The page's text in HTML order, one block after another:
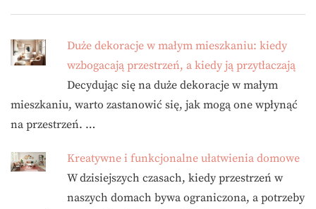
Duże dekoracje w małym mieszkaniu: kiedy
wzbogacają przestrzeń, a kiedy ją przytłaczają
Decydując się na duże dekoracje w małym
mieszkaniu, warto zastanowić się, jak mogą one wpłynąć
na przestrzeń. …
Kreatywne i funkcjonalne ułatwienia domowe
W dzisiejszych czasach, kiedy przestrzeń w
naszych domach bywa ograniczona, a potrzeby